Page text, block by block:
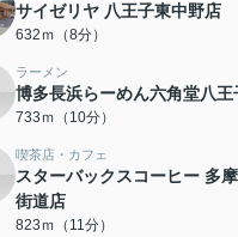
サイゼリヤ 八王子東中野店
632ｍ（8分）
ラーメン
博多長浜らーめん六角堂八王
733ｍ（10分）
喫茶店・カフェ
スターバックスコーヒー 多
街道店
823ｍ（11分）